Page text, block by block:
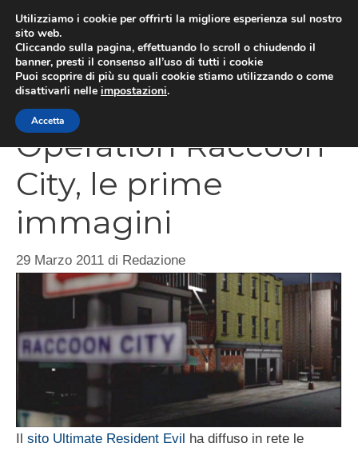
contenuto
Resident Evil
Operation Raccoon
City, le prime
immagini
29 Marzo 2011 di Redazione
Il sito Ultimate Resident Evil ha diffuso in rete le
Utilizziamo i cookie per offrirti la migliore esperienza sul nostro
sito web.
Cliccando sulla pagina, effettuando lo scroll o chiudendo il
banner, presti il consenso all’uso di tutti i cookie
Puoi scoprire di più su quali cookie stiamo utilizzando o come
disattivarli nelle impostazioni.
Accetta